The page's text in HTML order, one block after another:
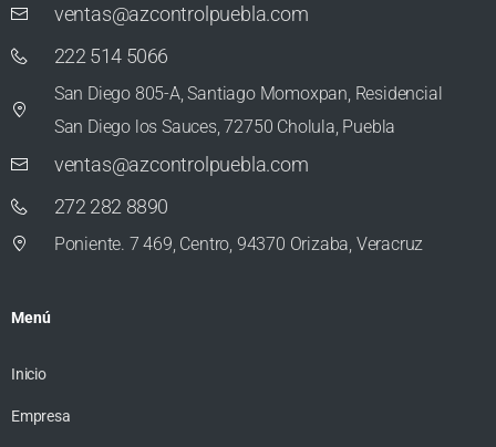
ventas@azcontrolpuebla.com
222 514 5066
San Diego 805-A, Santiago Momoxpan, Residencial
San Diego los Sauces, 72750 Cholula, Puebla
ventas@azcontrolpuebla.com
272 282 8890
Poniente. 7 469, Centro, 94370 Orizaba, Veracruz
Menú
Inicio
Empresa